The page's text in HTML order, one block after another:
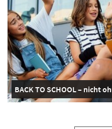
BACK TO SCHOOL – nicht